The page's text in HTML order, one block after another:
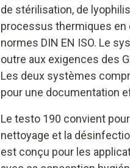
de stérilisation, de
processus thermiques
normes DIN EN ISO. Le
outre aux exigences des
Les deux systèmes
pour une documentation
Le testo 190 convient
nettoyage et la
est conçu pour les